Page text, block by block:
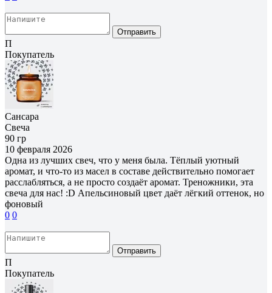
Отправить
П
Покупатель
Сансара
Свеча
90 гр
10 февраля 2026
Одна из лучших свеч, что у меня была. Тёплый уютный
аромат, и что-то из масел в составе действительно помогает
расслабляться, а не просто создаёт аромат. Треножники, эта
свеча для нас! :D Апельсиновый цвет даёт лёгкий оттенок, но
фоновый
0 0
Отправить
П
Покупатель